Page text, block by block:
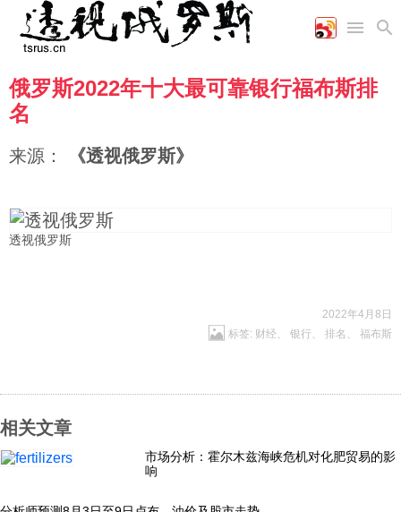
首页
国际
时政
空军
海军
陆军
财经
商业
工业
科技
文艺
教育
美食
图片新闻
高清图片
漫画
俄罗斯2022年十大最可靠银行福布斯排
名
来源： 《透视俄罗斯》
透视俄罗斯
2022年4月8日
标签: 财经、 银行、 排名 、 福布斯
相关文章
市场分析：霍尔木兹海峡危机对化肥贸易的影
响